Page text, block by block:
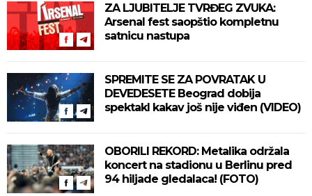
ZA LJUBITELJE TVRĐEG ZVUKA:
Arsenal fest saopštio kompletnu
satnicu nastupa
SPREMITE SE ZA POVRATAK U
DEVEDESETE Beograd dobija
spektakl kakav još nije viđen (VIDEO)
OBORILI REKORD: Metalika održala
koncert na stadionu u Berlinu pred
94 hiljade gledalaca! (FOTO)